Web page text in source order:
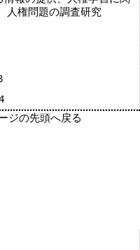
人権問題の調査研究
ジの先頭へ戻る